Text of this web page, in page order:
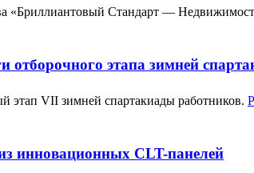
«Бриллиантовый Стандарт —
отборочного этапа зимней
этап VII зимней спартакиады работников.
инновационных CLT-панелей